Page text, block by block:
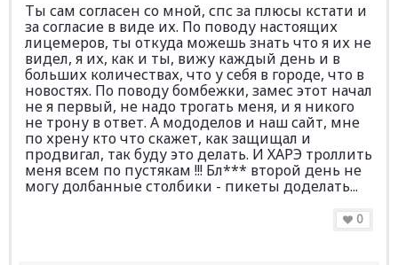
Ты сам согласен со мной, спс за плюсы кстати и
за согласие в виде их. По поводу настоящих
лицемеров, ты откуда можешь знать что я их не
видел, я их, как и ты, вижу каждый день и в
больших количествах, что у себя в городе, что в
новостях. По поводу бомбежки, замес этот начал
не я первый, не надо трогать меня, и я никого
не трону в ответ. А мододелов и наш сайт, мне
по хрену кто что скажет, как защищал и
продвигал, так буду это делать. И ХАРЭ троллить
меня всем по пустякам !!! Бл*** второй день не
могу долбанные столбики - пикеты доделать...
0